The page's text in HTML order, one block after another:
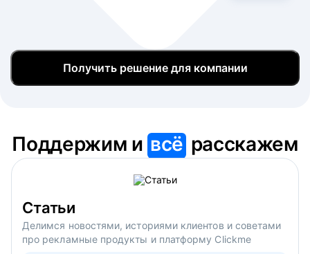
Получить решение для компании
Поддержим ивсё расскажем
Статьи
Делимся новостями, историями клиентов и советами
про рекламные продукты и платформу Clickme